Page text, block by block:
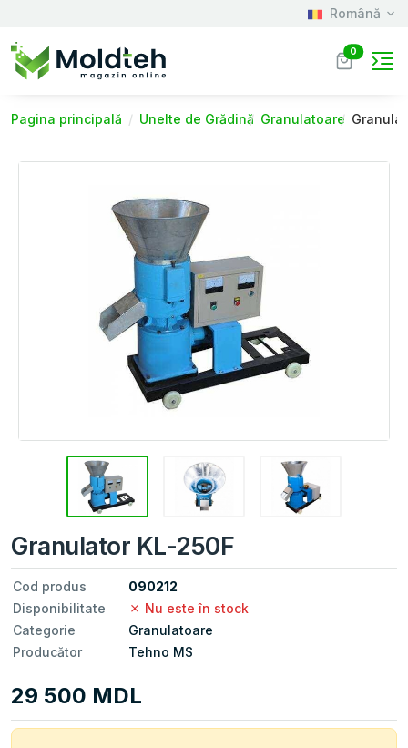
Română
0
Pagina principală Unelte de Grădină Granulatoare
Granulator KL-250F
Cod produs
090212
Disponibilitate
Nu este în stock
Categorie
Granulatoare
Producător
Tehno MS
29 500 MDL